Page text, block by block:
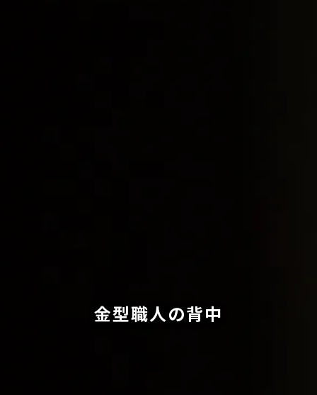
金型職人の背中